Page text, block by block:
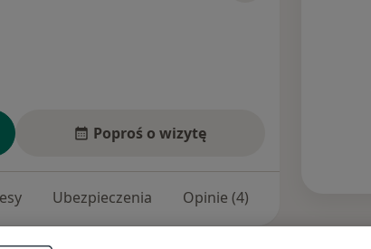
Poproś o wizytę
Ubezpieczenia Opinie (4)